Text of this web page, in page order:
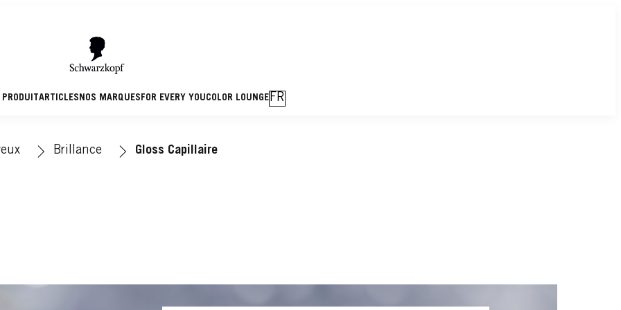
ARTICLESNOS MARQUESFOR EVERY YOUCOLOR LOUNGE FR
Brillance Gloss Capillaire